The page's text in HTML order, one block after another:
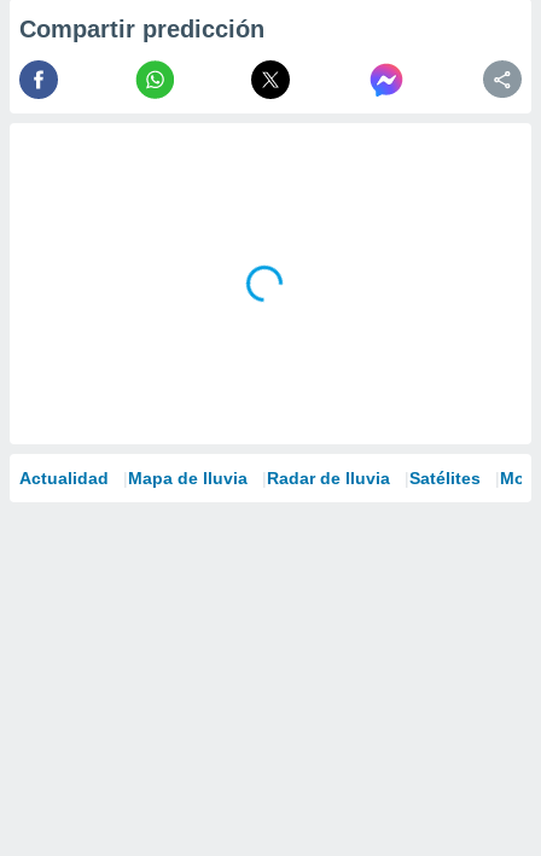
Compartir predicción
Actualidad Mapa de lluvia Radar de lluvia Satélites